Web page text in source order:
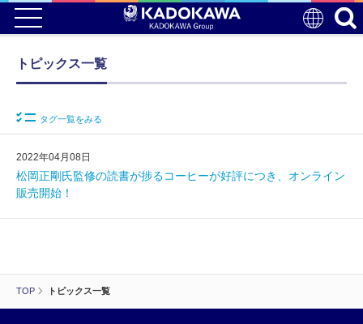
TOP トピックス一覧
トピックス一覧
タグ一覧をみる
2022年04月08日
松岡正剛氏監修の読書が捗るコーヒーが好評につき、オンライン
販売開始！